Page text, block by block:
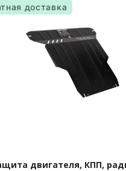
двигателя, КПП,
доставка